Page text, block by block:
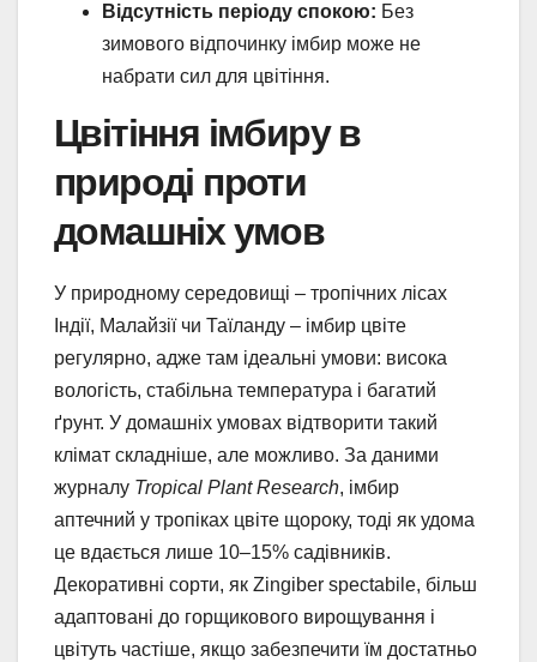
Відсутність періоду спокою: Без
зимового відпочинку імбир може не
набрати сил для цвітіння.
Цвітіння імбиру в
природі проти
домашніх умов
У природному середовищі – тропічних лісах
Індії, Малайзії чи Таїланду – імбир цвіте
регулярно, адже там ідеальні умови: висока
вологість, стабільна температура і багатий
ґрунт. У домашніх умовах відтворити такий
клімат складніше, але можливо. За даними
журналу Tropical Plant Research, імбир
аптечний у тропіках цвіте щороку, тоді як удома
це вдається лише 10–15% садівників.
Декоративні сорти, як Zingiber spectabile, більш
адаптовані до горщикового вирощування і
цвітуть частіше, якщо забезпечити їм достатньо